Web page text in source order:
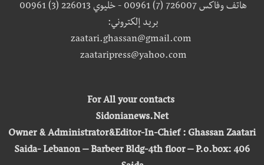
هاتف وفاكس 726007 (7) 00961 - خليوي 226013 (3) 00961
بريد إلكتروني:
zaatari.ghassan@gmail.com
zaataripress@yahoo.com
For All your contacts
Sidonianews.Net
Owner & Administrator&Editor-In-Chief : Ghassan Zaatari
Saida- Lebanon – Barbeer Bldg-4th floor – P.o.box: 406